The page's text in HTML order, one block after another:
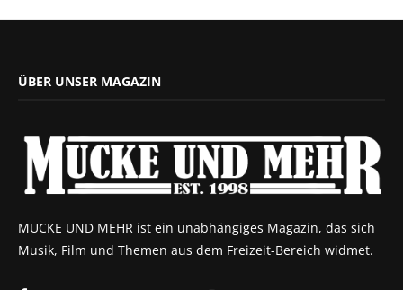
ÜBER UNSER MAGAZIN
MUCKE UND MEHR ist ein unabhängiges Magazin, das sich
Musik, Film und Themen aus dem Freizeit-Bereich widmet.